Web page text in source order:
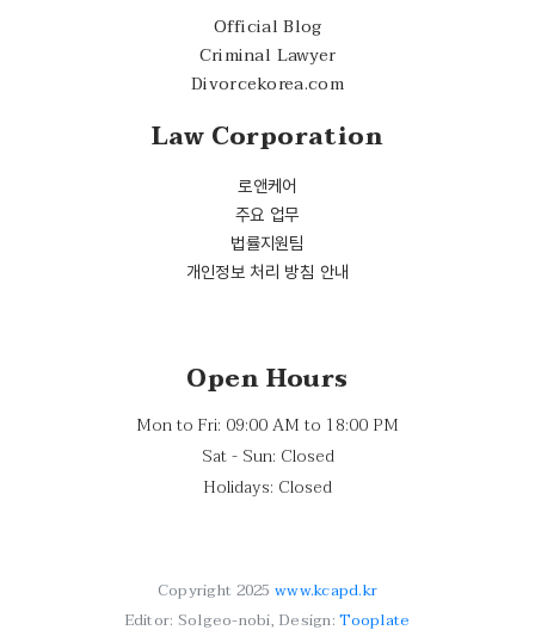
Official Blog
Criminal Lawyer
Divorcekorea.com
Law Corporation
로앤케어
주요 업무
법률지원팀
개인정보 처리 방침 안내
Open Hours
Mon to Fri: 09:00 AM to 18:00 PM
Sat - Sun: Closed
Holidays: Closed
Copyright 2025www.kcapd.kr
Editor: Solgeo-nobi, Design:Tooplate